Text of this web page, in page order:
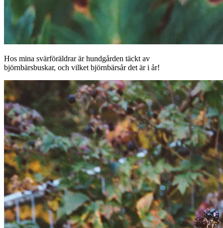
Hos mina svärföräldrar är hundgården täckt av
björnbärsbuskar, och vilket björnbärsår det är i år!